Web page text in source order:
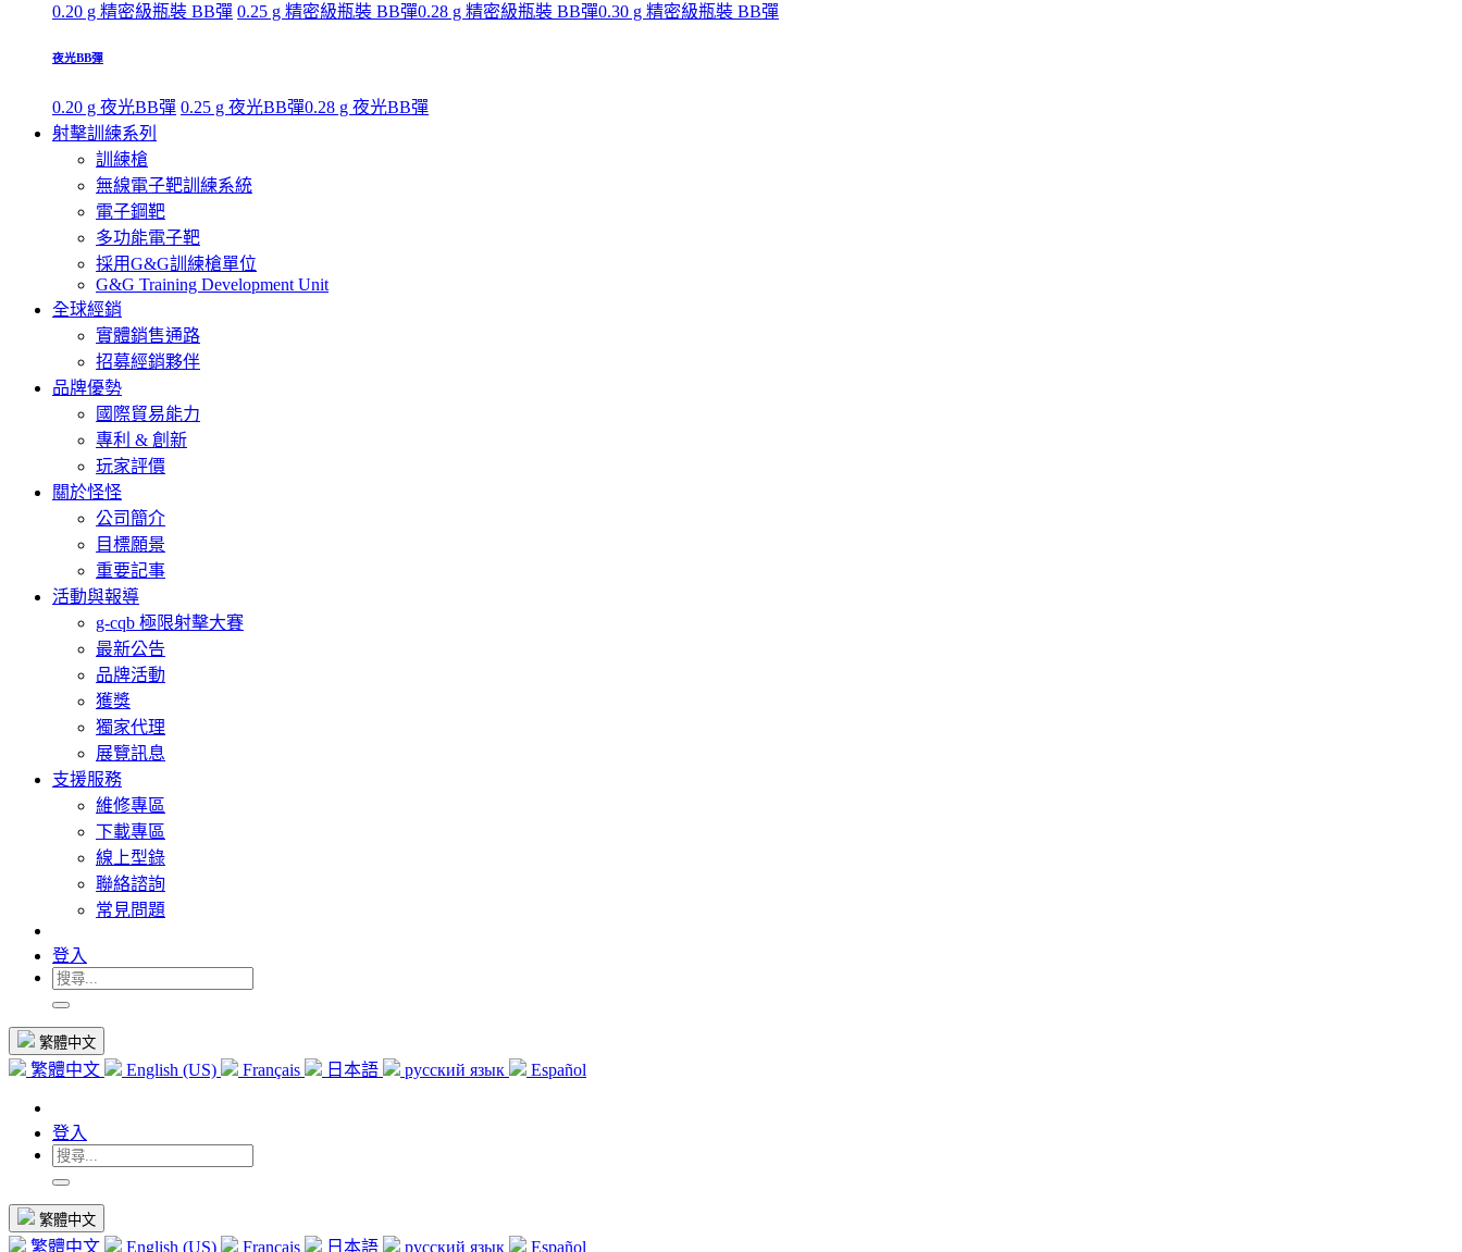
0.20 g 精密級瓶裝 BB彈 0.25 g 精密級瓶裝 BB彈0.28 g 精密級瓶裝 BB彈0.30 g 精密級瓶裝 BB彈
夜光BB彈
0.20 g 夜光BB彈 0.25 g 夜光BB彈0.28 g 夜光BB彈
射擊訓練系列
訓練槍
無線電子靶訓練系統
電子鋼靶
多功能電子靶
採用G&G訓練槍單位
G&G Training Development Unit
全球經銷
實體銷售通路
招募經銷夥伴
品牌優勢
國際貿易能力
專利 & 創新
玩家評價
關於怪怪
公司簡介
目標願景
重要記事
活動與報導
g-cqb 極限射擊大賽
最新公告
品牌活動
獲獎
獨家代理
展覽訊息
支援服務
維修專區
下載專區
線上型錄
聯絡諮詢
常見問題
登入
繁體中文
繁體中文 English (US) Français 日本語 русский язык Español
登入
繁體中文
繁體中文 English (US) Français 日本語 русский язык
Español